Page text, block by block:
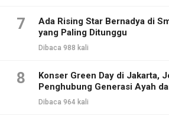
7
Ada Rising Star Bernadya di
yang Paling Ditunggu
Dibaca 988 kali
8
Konser Green Day di Jakarta,
Penghubung Generasi Ayah
Dibaca 964 kali